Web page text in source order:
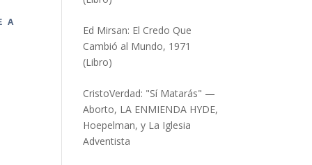
A
Ed Mirsan: El Credo Que
Cambió al Mundo, 1971
(Libro)
CristoVerdad: "Sí Matarás" —
Aborto, LA ENMIENDA HYDE,
Hoepelman, y La Iglesia
Adventista